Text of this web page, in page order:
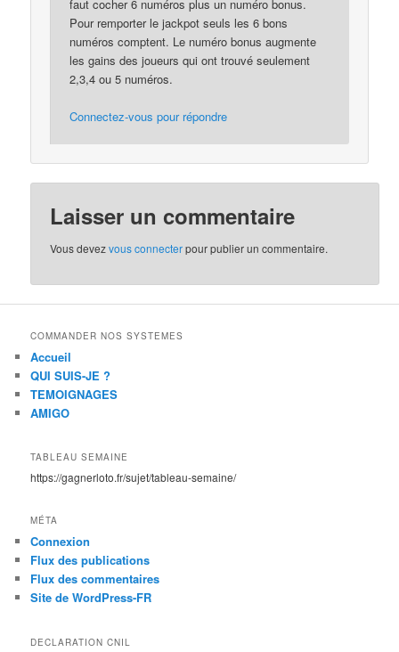
faut cocher 6 numéros plus un numéro bonus.
Pour remporter le jackpot seuls les 6 bons
numéros comptent. Le numéro bonus augmente
les gains des joueurs qui ont trouvé seulement
2,3,4 ou 5 numéros.
Connectez-vous pour répondre
Laisser un commentaire
Vous devezvous connecterpour publier un commentaire.
COMMANDER NOS SYSTEMES
Accueil
QUI SUIS-JE ?
TEMOIGNAGES
AMIGO
TABLEAU SEMAINE
https://gagnerloto.fr/sujet/tableau-semaine/
MÉTA
Connexion
Flux des publications
Flux des commentaires
Site de WordPress-FR
DECLARATION CNIL